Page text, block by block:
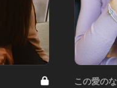
この愛の